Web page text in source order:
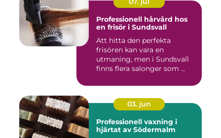
Professionell hårvård hos
en frisör i Sundsvall
Att hitta den perfekta
frisören kan vara en
utmaning, men i Sundsvall
finns flera salonger som ...
03. jun
Professionell vaxning i
hjärtat av Södermalm